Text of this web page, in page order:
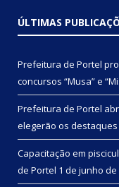
ÚLTIMAS
Prefeitura de Portel
concursos “Musa” e
Prefeitura de Portel
elegerão os destaques
Capacitação em
de Portel 1 de junho de